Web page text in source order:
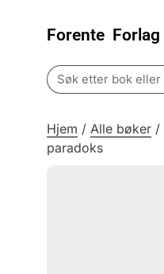
Forente Forlag
Search
for:
Hjem / Alle bøker /
paradoks